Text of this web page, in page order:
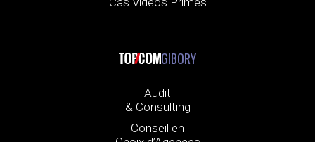
GIBORY
Audit
& Consulting
Conseil en